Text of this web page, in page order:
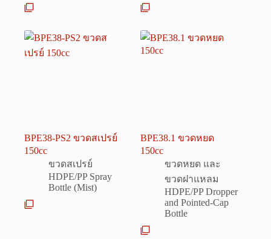
BPE38-PS2 ขวดสเปรย์
150cc
ขวดสเปรย์
HDPE/PP Spray
Bottle (Mist)
BPE38.1 ขวดหยด
150cc
ขวดหยด และ
ขวดฝาแหลม
HDPE/PP Dropper
and Pointed-Cap
Bottle